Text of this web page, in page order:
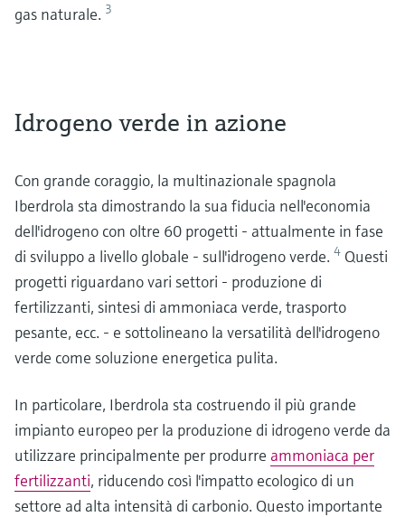
gas naturale. 3
Idrogeno verde in azione
Con grande coraggio, la multinazionale spagnola
Iberdrola sta dimostrando la sua fiducia nell'economia
dell'idrogeno con oltre 60 progetti - attualmente in fase
di sviluppo a livello globale - sull'idrogeno verde. 4 Questi
progetti riguardano vari settori - produzione di
fertilizzanti, sintesi di ammoniaca verde, trasporto
pesante, ecc. - e sottolineano la versatilità dell'idrogeno
verde come soluzione energetica pulita.
In particolare, Iberdrola sta costruendo il più grande
impianto europeo per la produzione di idrogeno verde da
utilizzare principalmente per produrre ammoniaca per
fertilizzanti, riducendo così l'impatto ecologico di un
settore ad alta intensità di carbonio. Questo importante